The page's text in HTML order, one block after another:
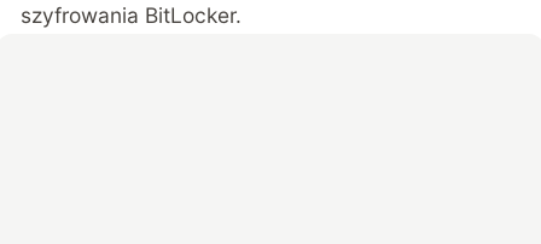
szyfrowania BitLocker.